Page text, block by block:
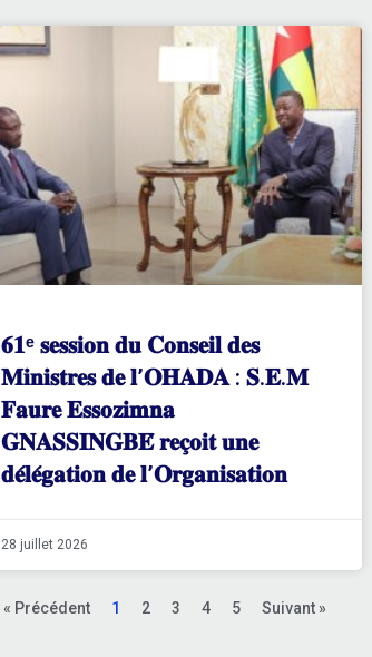
𝟔𝟏ᵉ 𝐬𝐞𝐬𝐬𝐢𝐨𝐧 𝐝𝐮 𝐂𝐨𝐧𝐬𝐞𝐢𝐥 𝐝𝐞𝐬
𝐌𝐢𝐧𝐢𝐬𝐭𝐫𝐞𝐬 𝐝𝐞 𝐥’𝐎𝐇𝐀𝐃𝐀 : 𝐒.𝐄.𝐌
𝐅𝐚𝐮𝐫𝐞 𝐄𝐬𝐬𝐨𝐳𝐢𝐦𝐧𝐚
𝐆𝐍𝐀𝐒𝐒𝐈𝐍𝐆𝐁𝐄́ 𝐫𝐞𝐜̧𝐨𝐢𝐭 𝐮𝐧𝐞
𝐝𝐞́𝐥𝐞́𝐠𝐚𝐭𝐢𝐨𝐧 𝐝𝐞 𝐥’𝐎𝐫𝐠𝐚𝐧𝐢𝐬𝐚𝐭𝐢𝐨𝐧
28 juillet 2026
« Précédent 1 2 3 4 5 Suivant »